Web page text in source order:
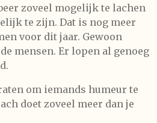
zoveel mogelijk te lachen
te zijn. Dat is nog meer
voor dit jaar. Gewoon
mensen. Er lopen al genoeg
om iemands humeur te
doet zoveel meer dan je